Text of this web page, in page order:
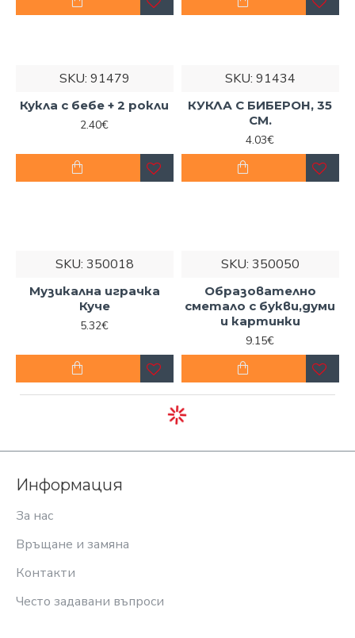
SKU: 91479
Кукла с бебе + 2 рокли
2.40€
SKU: 91434
КУКЛА С БИБЕРОН, 35
СМ.
4.03€
SKU: 350018
Музикална играчка
Куче
5.32€
SKU: 350050
Образователно
сметало с букви,думи
и картинки
9.15€
Информация
За нас
Връщане и замяна
Контакти
Често задавани въпроси